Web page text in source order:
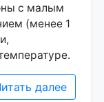
с малым
(менее 1
далее